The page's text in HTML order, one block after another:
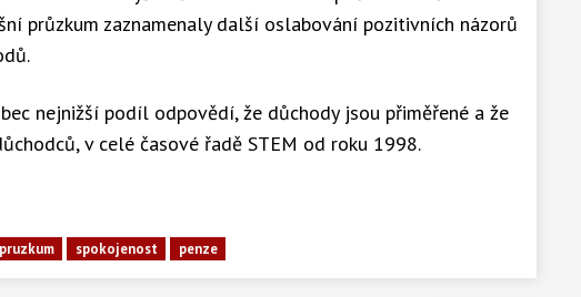
průzkum zaznamenaly další oslabování pozitivních názorů
nejnižší podíl odpovědí, že důchody jsou přiměřené a že
v celé časové řadě STEM od roku 1998.
pruzkum spokojenost penze